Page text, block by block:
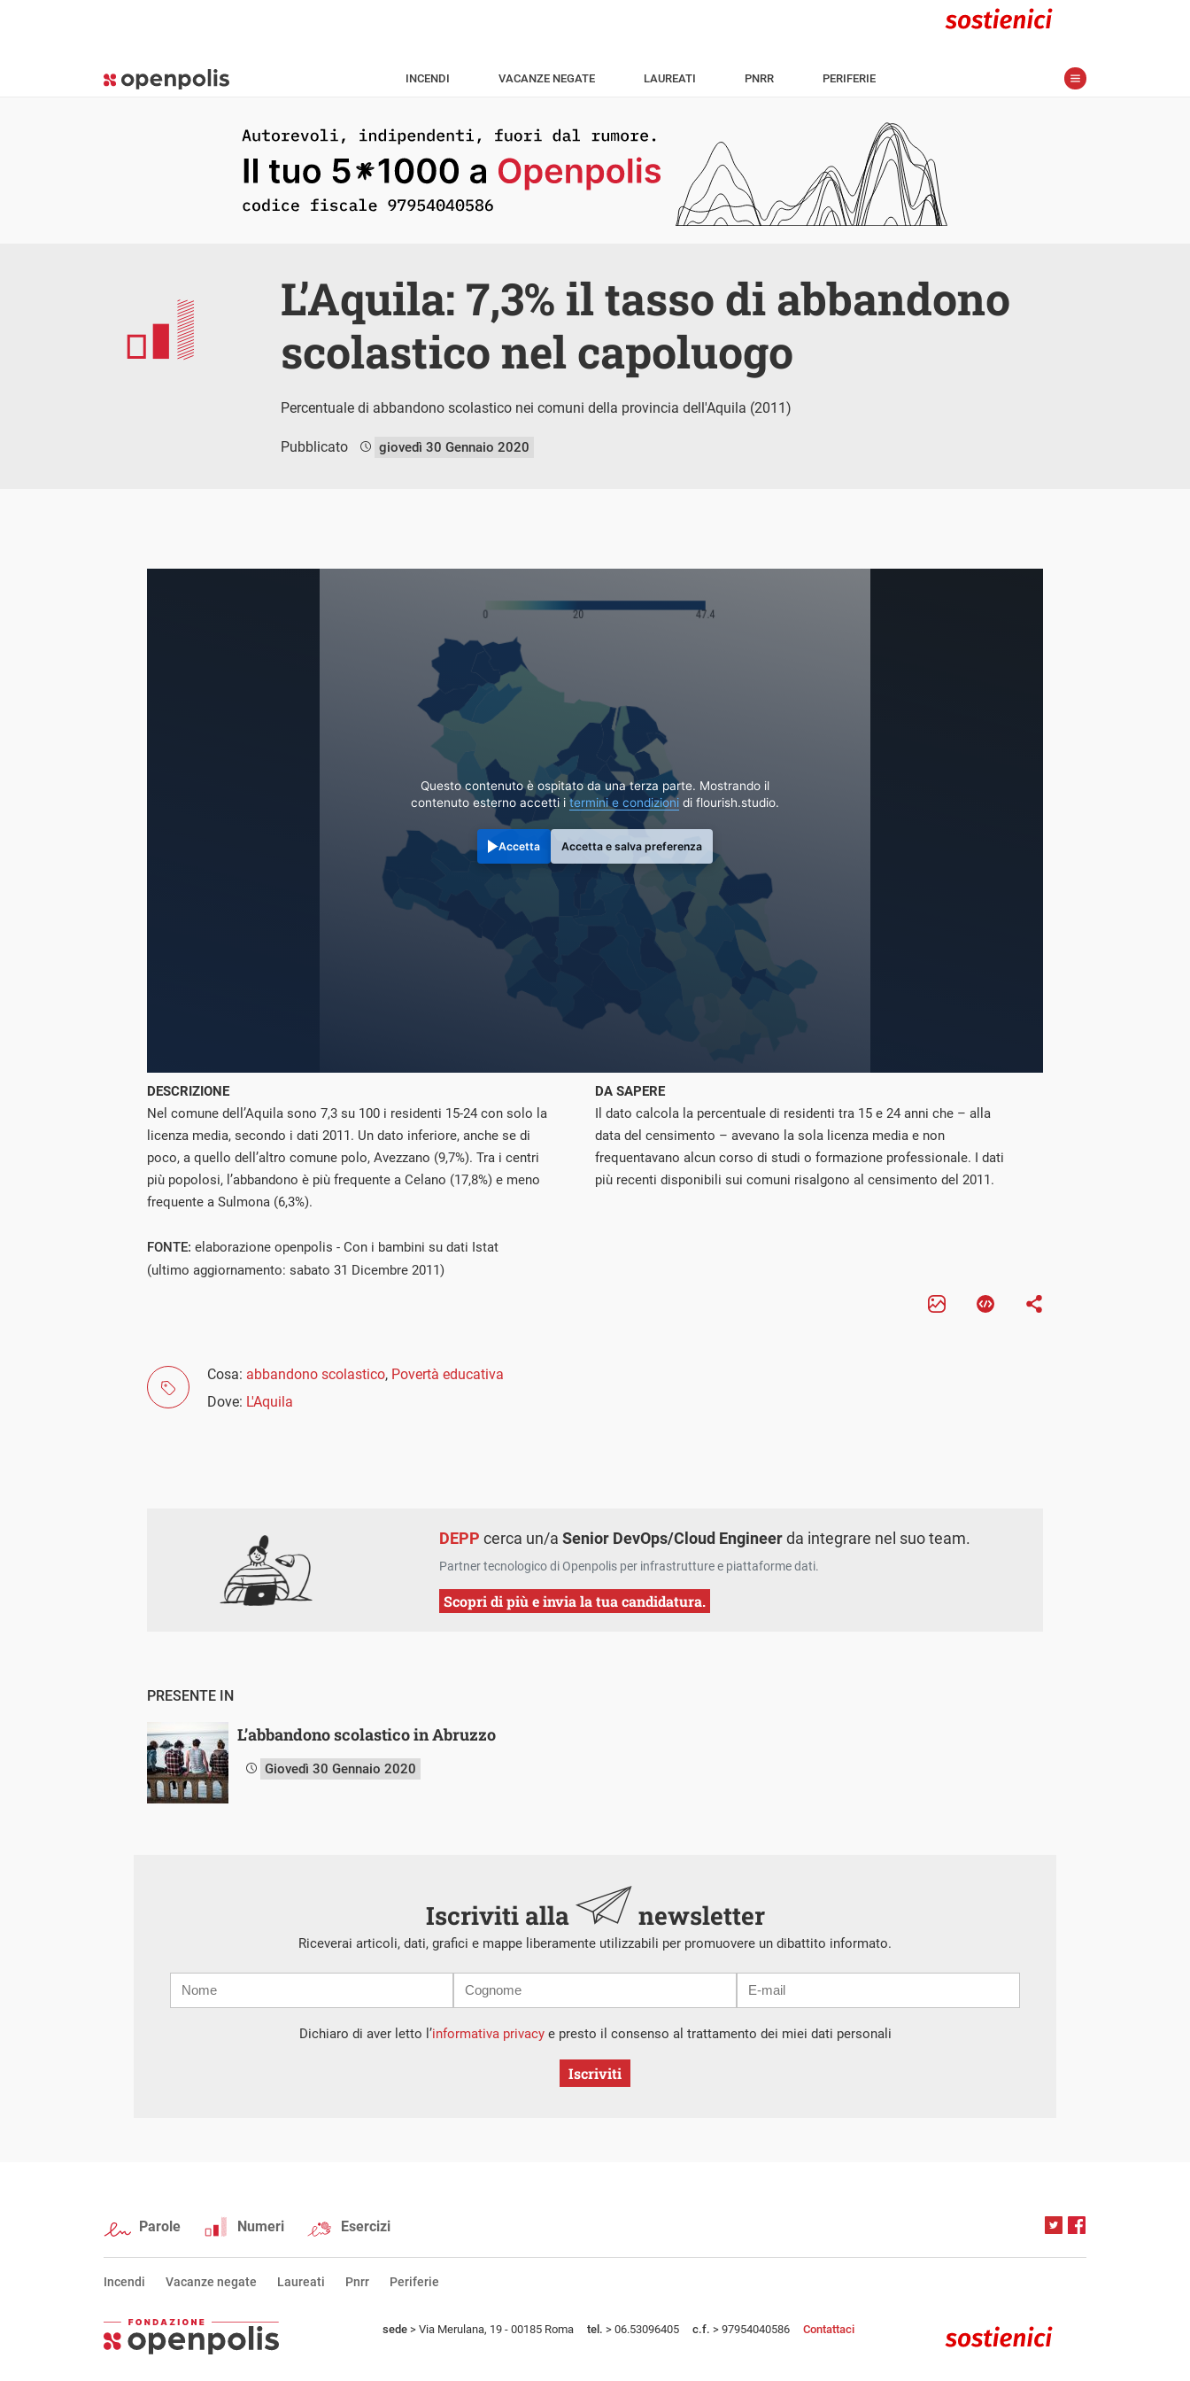
INCENDI VACANZE NEGATE LAUREATI PNRR PERIFERIE
L’Aquila: 7,3% il tasso di abbandono
scolastico nel capoluogo
Percentuale di abbandono scolastico nei comuni della provincia dell'Aquila (2011)
Pubblicato giovedì 30 Gennaio 2020
Questo contenuto è ospitato da una terza parte. Mostrando il
contenuto esterno accetti i termini e condizioni di flourish.studio.
Accetta Accetta e salva preferenza
DESCRIZIONE
Nel comune dell’Aquila sono 7,3 su 100 i residenti 15-24 con solo la
licenza media, secondo i dati 2011. Un dato inferiore, anche se di
poco, a quello dell’altro comune polo, Avezzano (9,7%). Tra i centri
più popolosi, l’abbandono è più frequente a Celano (17,8%) e meno
frequente a Sulmona (6,3%).
DA SAPERE
Il dato calcola la percentuale di residenti tra 15 e 24 anni che – alla
data del censimento – avevano la sola licenza media e non
frequentavano alcun corso di studi o formazione professionale. I dati
più recenti disponibili sui comuni risalgono al censimento del 2011.
FONTE: elaborazione openpolis - Con i bambini su dati Istat
(ultimo aggiornamento: sabato 31 Dicembre 2011)
Cosa: abbandono scolastico, Povertà educativa
Dove: L'Aquila
DEPP cerca un/aSenior DevOps/Cloud Engineerda integrare nel suo team.
Partner tecnologico di Openpolis per infrastrutture e piattaforme dati.
Scopri di più e invia la tua candidatura.
PRESENTE IN
L’abbandono scolastico in Abruzzo
Giovedì 30 Gennaio 2020
Iscriviti alla newsletter
Riceverai articoli, dati, grafici e mappe liberamente utilizzabili per promuovere un dibattito informato.
mail
Dichiaro di aver letto l’informativa privacye presto il consenso al trattamento dei miei dati personali
Iscriviti
Parole Numeri Esercizi
Incendi Vacanze negate Laureati Pnrr Periferie
sede > Via Merulana, 19 - 00185 Roma tel. > 06.53096405 c.f. > 97954040586 Contattaci